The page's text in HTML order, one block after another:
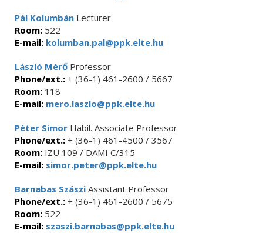
Pál Kolumbán Lecturer
Room: 522
E-mail: kolumban.pal@ppk.elte.hu
László Mérő Professor
Phone/ext.: + (36-1) 461-2600 / 5667
Room: 118
E-mail: mero.laszlo@ppk.elte.hu
Péter Simor Habil. Associate Professor
Phone/ext.: + (36-1) 461-4500 / 3567
Room: IZU 109 / DAMI C/315
E-mail: simor.peter@ppk.elte.hu
Barnabas Szászi Assistant Professor
Phone/ext.: + (36-1) 461-2600 / 5675
Room: 522
E-mail: szaszi.barnabas@ppk.elte.hu